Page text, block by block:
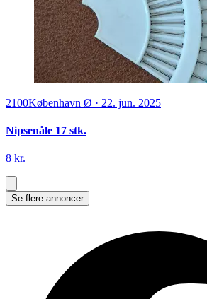
2100København Ø · 22. jun. 2025
Nipsenåle 17 stk.
8 kr.
Se flere annoncer